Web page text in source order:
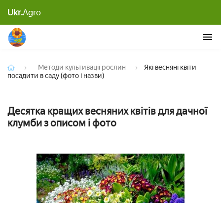
Ukr.AgroЯкі весняні квіти посадити в саду (фото і назви)
Методи культивації рослин
Які весняні квіти
посадити в саду (фото і назви)
Десятка кращих весняних квітів для дачної
клумби з описом і фото